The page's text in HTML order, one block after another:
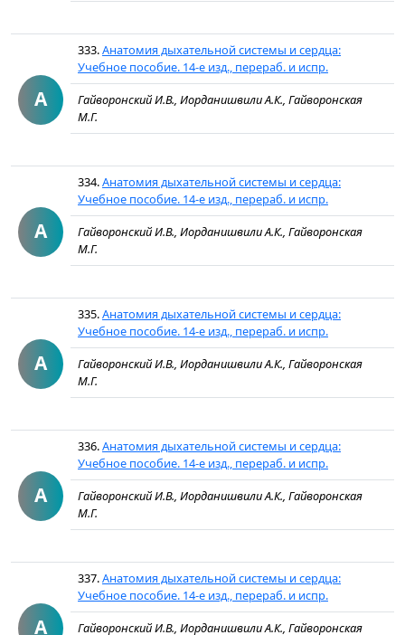
А
333.Анатомия дыхательной системы и сердца:
Учебное пособие. 14-е изд., перераб. и испр.
Гайворонский И.В., Иорданишвили А.К., Гайворонская
М.Г.
А
334.Анатомия дыхательной системы и сердца:
Учебное пособие. 14-е изд., перераб. и испр.
Гайворонский И.В., Иорданишвили А.К., Гайворонская
М.Г.
А
335.Анатомия дыхательной системы и сердца:
Учебное пособие. 14-е изд., перераб. и испр.
Гайворонский И.В., Иорданишвили А.К., Гайворонская
М.Г.
А
336.Анатомия дыхательной системы и сердца:
Учебное пособие. 14-е изд., перераб. и испр.
Гайворонский И.В., Иорданишвили А.К., Гайворонская
М.Г.
А
337.Анатомия дыхательной системы и сердца:
Учебное пособие. 14-е изд., перераб. и испр.
Гайворонский И.В., Иорданишвили А.К., Гайворонская